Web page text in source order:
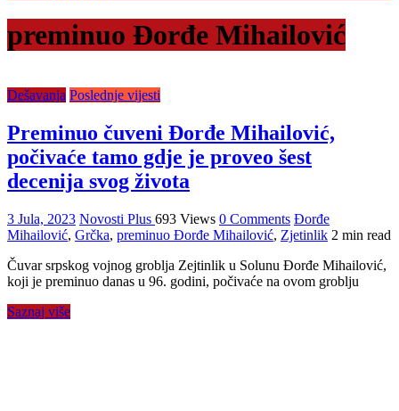
preminuo Đorđe Mihailović
Dešavanja Poslednje vijesti
Preminuo čuveni Đorđe Mihailović,
počivaće tamo gdje je proveo šest
decenija svog života
3 Jula, 2023 Novosti Plus 693 Views 0 Comments Đorđe
Mihailović, Grčka, preminuo Đorđe Mihailović, Zjetinlik 2 min read
Čuvar srpskog vojnog groblja Zejtinlik u Solunu Đorđe Mihailović,
koji je preminuo danas u 96. godini, počivaće na ovom groblju
Saznaj više